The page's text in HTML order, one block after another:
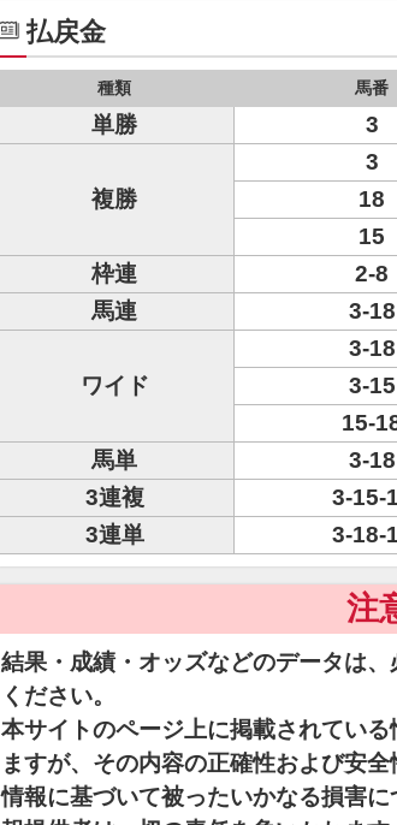
払戻金
種類 馬番
単勝 3
複勝
3
18
15
枠連
2-8
馬連
3-18
ワイド
3-18
3-15
15-
馬単
3-18
3連複
3-15-
3連単
3-18-
注
結果・成績・オッズなどのデータは
ください。
本サイトのページ上に掲載されてい
ますが、その内容の正確性および安
情報に基づいて被ったいかなる損害